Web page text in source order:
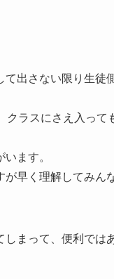
出さない限り生徒
ラスにさえ入って
ます。
早く理解してみん
まって、便利では